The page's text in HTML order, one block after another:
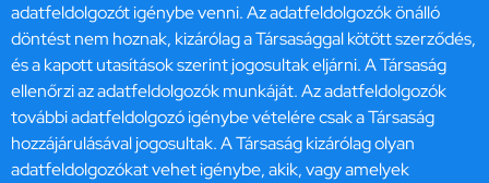
adatfeldolgozót igénybe venni. Az adatfeldolgozók önálló
döntést nem hoznak, kizárólag a Társasággal kötött szerződés,
és a kapott utasítások szerint jogosultak eljárni. A Társaság
ellenőrzi az adatfeldolgozók munkáját. Az adatfeldolgozók
további adatfeldolgozó igénybe vételére csak a Társaság
hozzájárulásával jogosultak. A Társaság kizárólag olyan
adatfeldolgozókat vehet igénybe, akik, vagy amelyek